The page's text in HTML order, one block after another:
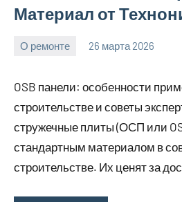
Материал от
О ремонте 26 марта 2026
Avtor
Нет
OSB панели: особенности
строительстве и советы
стружечные плиты (ОСП или
стандартным материалом в
строительстве. Их ценят за